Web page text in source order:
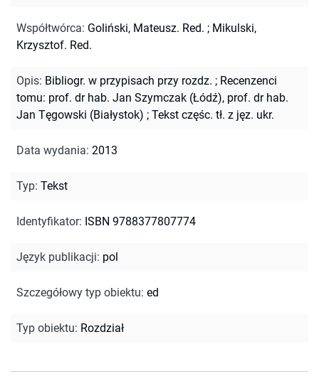
Współtwórca: Goliński, Mateusz. Red. ; Mikulski,
Krzysztof. Red.
Opis: Bibliogr. w przypisach przy rozdz. ; Recenzenci
tomu: prof. dr hab. Jan Szymczak (Łódź), prof. dr hab.
Jan Tęgowski (Białystok) ; Tekst częśc. tł. z jęz. ukr.
Data wydania: 2013
Typ: Tekst
Identyfikator: ISBN 9788377807774
Język publikacji: pol
Szczegółowy typ obiektu: ed
Typ obiektu: Rozdział